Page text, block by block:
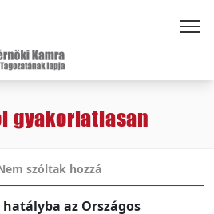
gyakorlatiasan
szóltak hozzá
az Országos